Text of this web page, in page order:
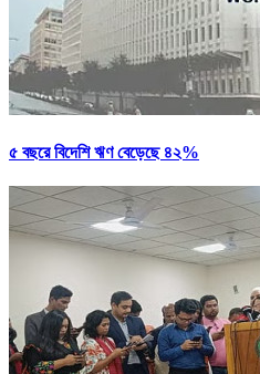
৫ বছরে বিদেশি ঋণ বেড়েছে ৪২%